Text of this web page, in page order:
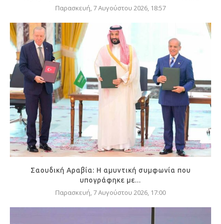
Παρασκευή, 7 Αυγούστου 2026, 18:57
Σαουδική Αραβία: Η αμυντική συμφωνία που
υπογράφηκε με...
Παρασκευή, 7 Αυγούστου 2026, 17:00